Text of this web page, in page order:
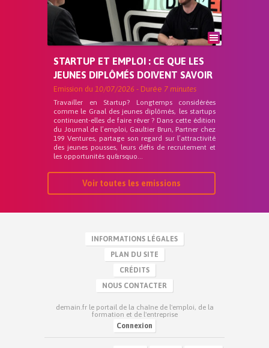
STARTUP ET EMPLOI : CE QUE LES
JEUNES DIPLÔMÉS DOIVENT SAVOIR
Emission du 10/07/2026 - Durée 7 minutes
Travailler en Startup? Longtemps considérées
comme le Graal des jeunes diplômés, les startups
continuent-elles de faire rêver ? Dans cette édition
du Journal de l’emploi, Gaultier Brun, Partner chez
199 Ventures, partage son regard sur l’attractivité
des jeunes pousses, leurs défis de recrutement et
les opportunités qu&rsquo...
Voir toutes les emissions
INFORMATIONS LÉGALES
PLAN DU SITE
CRÉDITS
NOUS CONTACTER
demain.fr le portail de la chaîne de l'emploi, de la
formation et de l'entreprise
Connexion